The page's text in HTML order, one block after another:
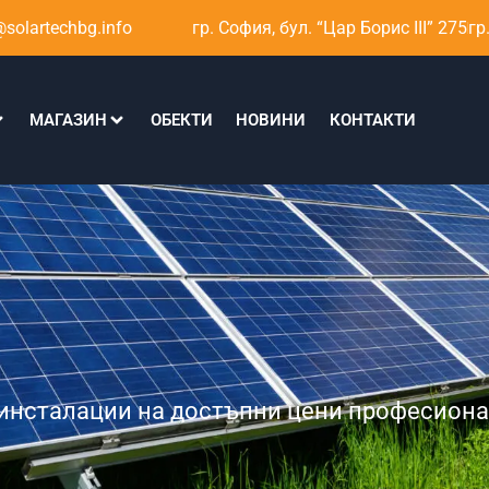
гр. София, бул. “Цар Борис III” 275
МАГАЗИН ОБЕКТИ НОВИНИ КОНТАКТИ
на достъпни цени